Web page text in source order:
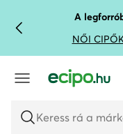
UGRÁS A FŐ
UGRÁS A KERESÉSHEZ
A
NŐI
Keress rá a